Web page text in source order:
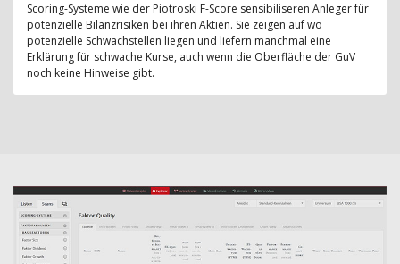
Scoring-Systeme wie der Piotroski F-Score sensibiliseren Anleger für
potenzielle Bilanzrisiken bei ihren Aktien. Sie zeigen auf wo
potenzielle Schwachstellen liegen und liefern manchmal eine
Erklärung für schwache Kurse, auch wenn die Oberfläche der GuV
noch keine Hinweise gibt.